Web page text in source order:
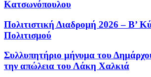
Κατσωνόπουλου
Πολιτιστική Διαδρομή 2026 – Β’
Πολιτισμού
Συλλυπητήριο μήνυμα του
την απώλεια του Λάκη Χαλκιά